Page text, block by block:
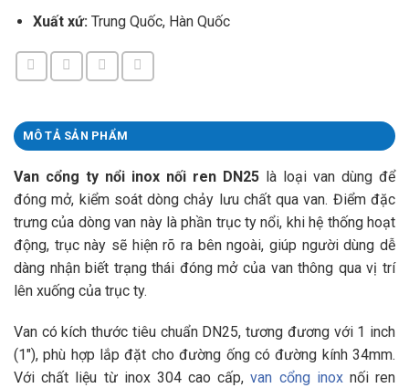
Xuất xứ: Trung Quốc, Hàn Quốc
MÔ TẢ SẢN PHẨM
Van cổng ty nổi inox nối ren DN25 là loại van dùng để
đóng mở, kiểm soát dòng chảy lưu chất qua van. Điểm đặc
trưng của dòng van này là phần trục ty nổi, khi hệ thống hoạt
động, trục này sẽ hiện rõ ra bên ngoài, giúp người dùng dễ
dàng nhận biết trạng thái đóng mở của van thông qua vị trí
lên xuống của trục ty.
Van có kích thước tiêu chuẩn DN25, tương đương với 1 inch
(1″), phù hợp lắp đặt cho đường ống có đường kính 34mm.
Với chất liệu từ inox 304 cao cấp,van cổng inoxnối ren